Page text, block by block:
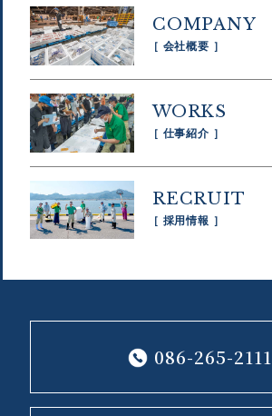
COMPANY
［ 会社概要 ］
WORKS
［ 仕事紹介 ］
RECRUIT
［ 採用情報 ］
086-265-2111